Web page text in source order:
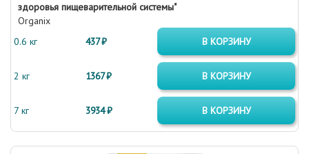
здоровья пищеварительной системы"
Organix
0.6 кг
437 ₽ В КОРЗИНУ
2 кг 1367 ₽ В КОРЗИНУ
7 кг 3934 ₽ В КОРЗИНУ